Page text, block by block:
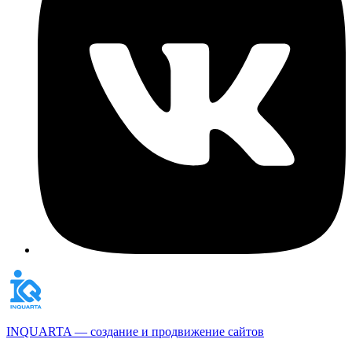
INQUARTA — создание и продвижение сайтов